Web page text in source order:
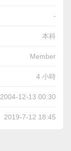
-
本科
Member
4 小時
2004-12-13 00:30
2019-7-12 18:45